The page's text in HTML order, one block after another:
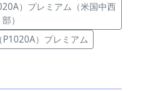
）プレミアム（米国中西
部）
）プレミアム